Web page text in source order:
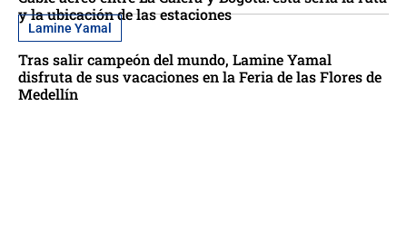
y la ubicación de las estaciones
Lamine Yamal
Tras salir campeón del mundo, Lamine Yamal
disfruta de sus vacaciones en la Feria de las Flores de
Medellín